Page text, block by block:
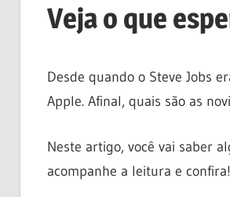
Veja o que
Desde quando o Steve Jobs
Apple. Afinal, quais são as
Neste artigo, você vai saber
acompanhe a leitura e confira!